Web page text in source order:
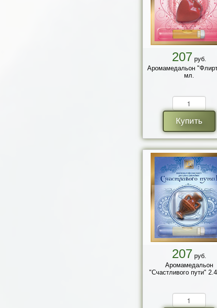
207 руб.
Аромамедальон
мл.
Купить
207 руб.
Аромамедальон
"Счастливого пути"